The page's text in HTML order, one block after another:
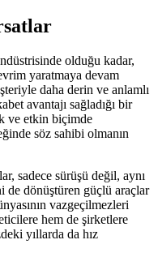
olduğu kadar,
yaratmaya devam
daha derin ve anlamlı
avantajı sağladığı bir
ve etkin biçimde
söz sahibi olmanın
sadece sürüşü değil, aynı
de dönüştüren güçlü araçlar
vazgeçilmezleri
hem de şirketlere
yıllarda da hız